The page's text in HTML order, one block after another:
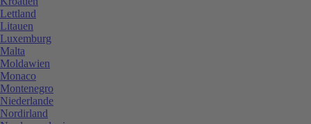
Lettland
Litauen
Luxemburg
Malta
Moldawien
Monaco
Montenegro
Niederlande
Nordirland